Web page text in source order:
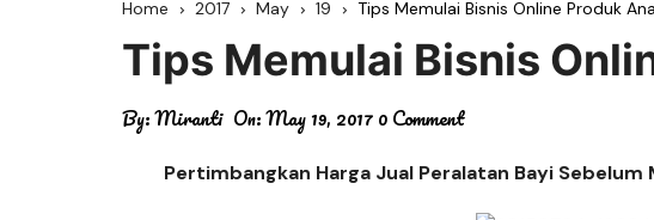
Home 2017 May 19 Tips Memulai Bisnis Online Produk
Tips Memulai Bisnis
By:Miranti On:May 19, 20170 Comment
Pertimbangkan Harga Jual Peralatan Bayi Sebelum